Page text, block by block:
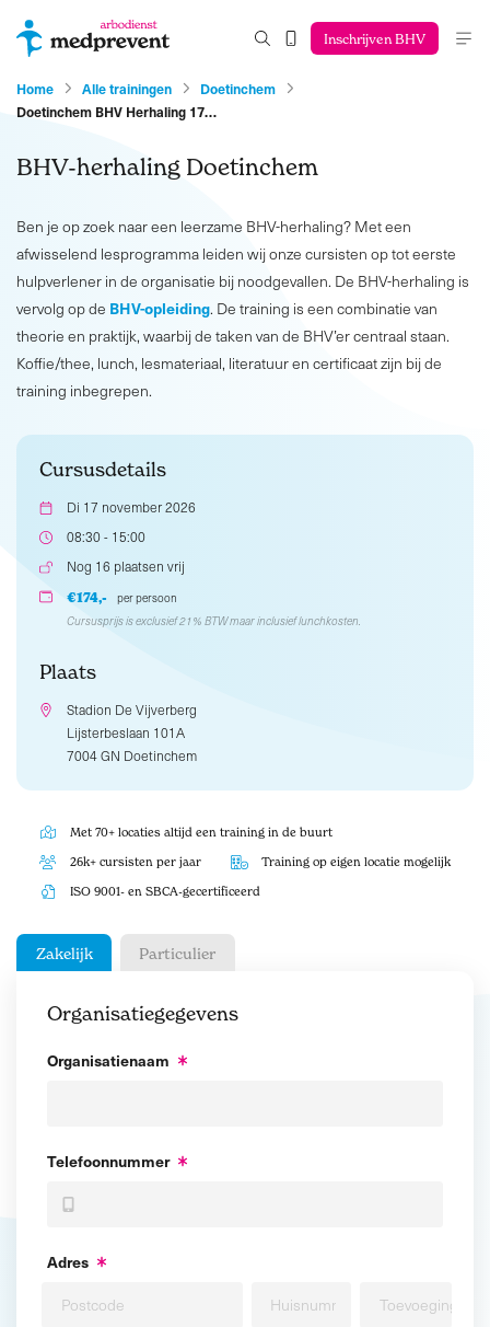
Inschrijven BHV
Home Alle trainingen
Doetinchem
Doetinchem BHV Herhaling 17…
BHV-herhaling Doetinchem
Ben je op zoek naar een leerzame BHV-herhaling? Met een
afwisselend lesprogramma leiden wij onze cursisten op tot eerste
hulpverlener in de organisatie bij noodgevallen. De BHV-herhaling is
vervolg op de BHV-opleiding. De training is een combinatie van
theorie en praktijk, waarbij de taken van de BHV’er centraal staan.
Koffie/thee, lunch, lesmateriaal, literatuur en certificaat zijn bij de
training inbegrepen.
Cursusdetails
Di 17 november 2026
08:30 - 15:00
Nog 16 plaatsen vrij
€174,-
per persoon
Cursusprijs is exclusief 21% BTW maar inclusief lunchkosten.
Plaats
Stadion De Vijverberg
Lijsterbeslaan 101A
7004 GN Doetinchem
Met 70+ locaties altijd een training in de buurt
26k+ cursisten per jaar Training op eigen locatie mogelijk
ISO 9001- en SBCA-gecertificeerd
Zakelijk Particulier
Organisatiegegevens
Organisatienaam
Telefoonnummer
Adres